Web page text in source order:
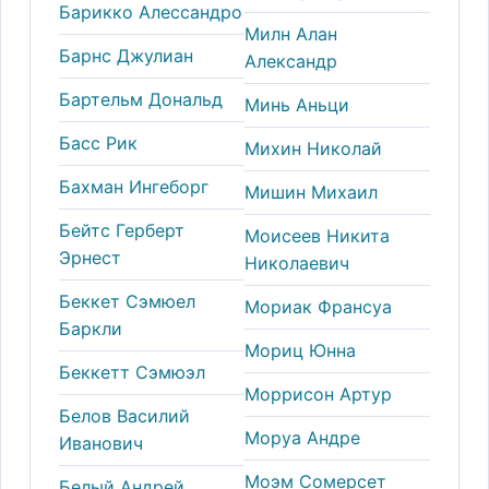
Барикко Алессандро
Барнс Джулиан
Бартельм Дональд
Басс Рик
Бахман Ингеборг
Бейтс Герберт
Эрнест
Беккет Сэмюел
Баркли
Беккетт Сэмюэл
Белов Василий
Иванович
Милн Алан
Александр
Минь Аньци
Михин Николай
Мишин Михаил
Моисеев Никита
Николаевич
Мориак Франсуа
Мориц Юнна
Моррисон Артур
Моруа Андре
Моэм Сомерсет